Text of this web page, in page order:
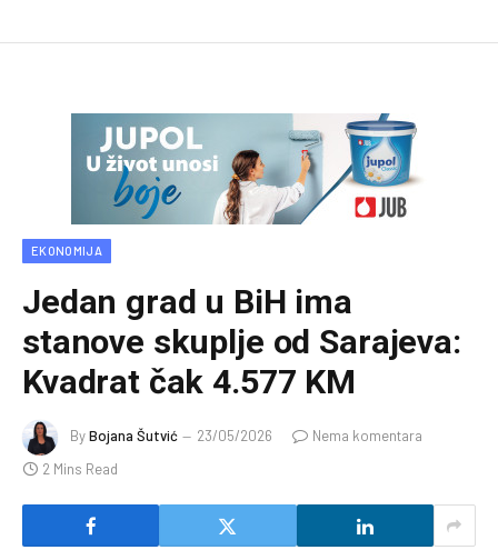
EKONOMIJA
Jedan grad u BiH ima
stanove skuplje od Sarajeva:
Kvadrat čak 4.577 KM
ByBojana Šutvić 23/05/2026
Nema komentara
2 Mins Read